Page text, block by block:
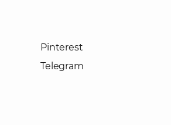
Pinterest
Telegram